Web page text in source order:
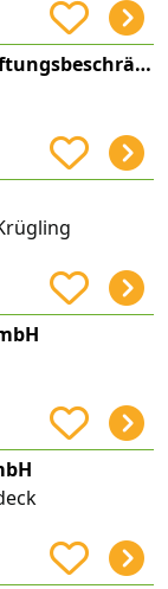
T-Solar & Energie UG (haftungsbeschränkt)